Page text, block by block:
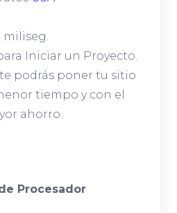
miliseg.
Iniciar un Proyecto.
podrás poner tu sitio
tiempo y con el
ahorro.
Procesador